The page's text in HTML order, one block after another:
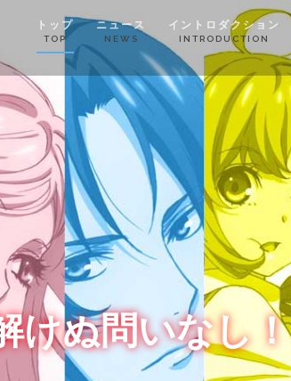
トップ
TOP
ニュース
NEWS
イントロダクション
INTRODUCTION
けぬ問いなし！